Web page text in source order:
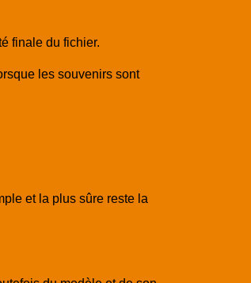
finale du fichier.
les souvenirs sont
et la plus sûre reste la